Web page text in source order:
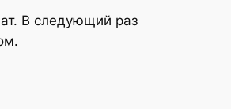
В следующий раз